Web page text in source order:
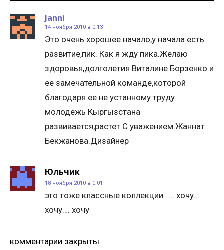
Janni
14 ноября 2010 в 0:13
Это очень хорошее начало,у начала есть
развитие,пик. Как я жду пика.Желаю
здоровья,долголетия Виталине Борзенко и
ее замечательной команде,которой
благодаря ее не устанному труду
молодежь Кыргызстана
развивается,растет.С уважением Жаннат
Бекжанова.Дизайнер
Юльчик
18 ноября 2010 в 0:01
это тоже классные коллекции…… хочу…
хочу…. хочу
комментарии закрыты.